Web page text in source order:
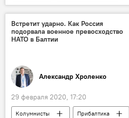
Встретит ударно. Как Россия
подорвала военное превосходство
НАТО в Балтии
Александр Хроленко
29 февраля 2020, 17:20
Колумнисты Прибалтика